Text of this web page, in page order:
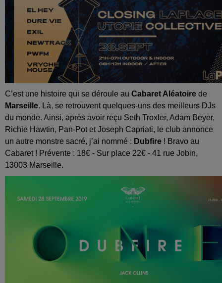
C’est une histoire qui se déroule au Cabaret Aléatoire de
Marseille. Là, se retrouvent quelques-uns des meilleurs DJs
du monde. Ainsi, après avoir reçu Seth Troxler, Adam Beyer,
Richie Hawtin, Pan-Pot et Joseph Capriati, le club annonce
un autre monstre sacré, j’ai nommé : Dubfire ! Bravo au
Cabaret ! Prévente : 18€ - Sur place 22€ - 41 rue Jobin,
13003 Marseille.